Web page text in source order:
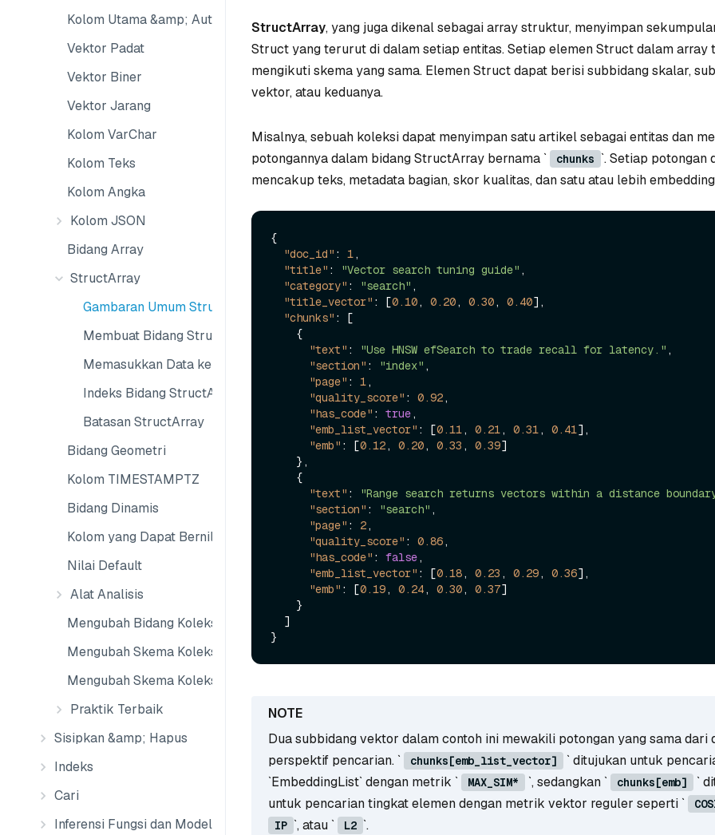
Kolom Utama &amp; AutoID
Vektor Padat
Vektor Biner
Vektor Jarang
Kolom VarChar
Kolom Teks
Kolom Angka
Kolom JSON
Bidang Array
StructArray
Gambaran Umum StructArray
Membuat Bidang StructArray
Memasukkan Data ke dalam Bidang StructArray
Indeks Bidang StructArray
Batasan StructArray
Bidang Geometri
Kolom TIMESTAMPTZ
Bidang Dinamis
Kolom yang Dapat Bernilai Nol
Nilai Default
Alat Analisis
Mengubah Bidang Koleksi
Mengubah Skema Koleksi
Mengubah Skema Koleksi Eksternal
Praktik Terbaik
Sisipkan &amp; Hapus
Indeks
Cari
Inferensi Fungsi dan Model
StructArray, yang juga dikenal sebagai array struktur, menyimpan
Struct yang terurut di dalam setiap entitas. Setiap elemen Struct dalam array
mengikuti skema yang sama. Elemen Struct dapat berisi subbidang skalar,
vektor, atau keduanya.
Misalnya, sebuah koleksi dapat menyimpan satu artikel sebagai entitas dan
potongannya dalam bidang StructArray bernama `
chunks `. Setiap potongan
mencakup teks, metadata bagian, skor kualitas, dan satu atau lebih
{
"doc_id" : 1,
"title" : "Vector search tuning guide" ,
"category" : "search" ,
"title_vector" : [0.10, 0.20, 0.30, 0.40] ,
"chunks" :
[
{
"text" : "Use HNSW efSearch to trade recall for latency." ,
"section" : "index" ,
"page" : 1,
"quality_score" : 0.92,
"has_code" : true,
"emb_list_vector" : [0.11, 0.21, 0.31, 0.41] ,
"emb" : [0.12, 0.20, 0.33 , 0.39]
} ,
{
"text" : "Range search returns vectors within a distance
"section" : "search" ,
"page" : 2,
"quality_score" : 0.86,
"has_code" : false,
"emb_list_vector" : [0.18, 0.23 , 0.29, 0.36] ,
"emb" : [0.19, 0.24, 0.30, 0.37]
}
]
}
Dua subbidang vektor dalam contoh ini mewakili potongan yang sama dari
perspektif pencarian. `
chunks[emb_list_vector]
` ditujukan untuk
`EmbeddingList` dengan metrik `
MAX_SIM* `, sedangkan ` chunks[emb]
`
untuk pencarian tingkat elemen dengan metrik vektor reguler seperti `
IP `, atau ` L2 `.